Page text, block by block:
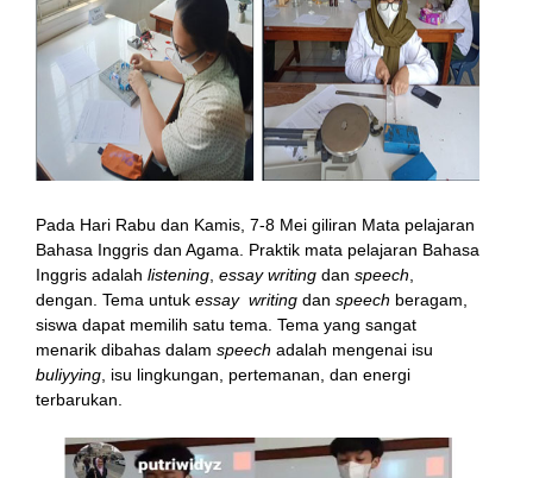
Pada Hari Rabu dan Kamis, 7-8 Mei giliran Mata pelajaran
Bahasa Inggris dan Agama. Praktik mata pelajaran Bahasa
Inggris adalah listening essay writing dan speech
dengan. Tema untuk essay writing dan speech beragam,
siswa dapat memilih satu tema. Tema yang sangat
menarik dibahas dalam speech adalah mengenai isu
buliyying , isu lingkungan, pertemanan, dan energi
terbarukan.